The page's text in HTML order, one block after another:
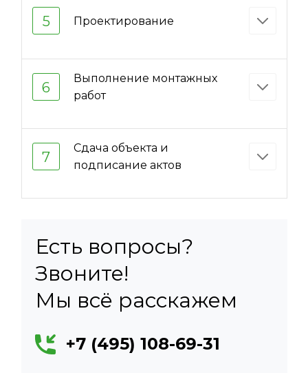
5 Проектирование
6
Выполнение монтажных
работ
7
Сдача объекта и
подписание актов
Есть вопросы?
Звоните!
Мы всё расскажем
+7 (495) 108-69-31